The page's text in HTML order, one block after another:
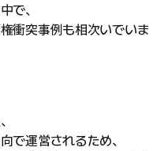
で、
衝突事例も相次いでいま
で運営されるため、